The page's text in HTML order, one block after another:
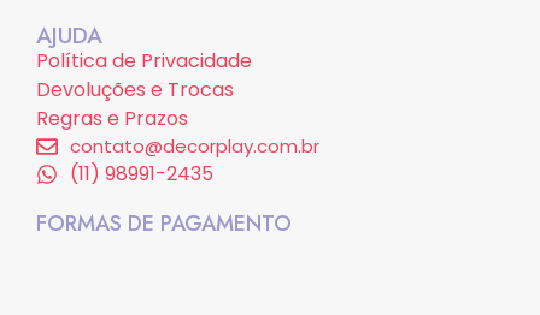
AJUDA
Política de Privacidade
Devoluções e Trocas
Regras e Prazos
contato@decorplay.com.br
(11) 98991-2435
FORMAS DE PAGAMENTO